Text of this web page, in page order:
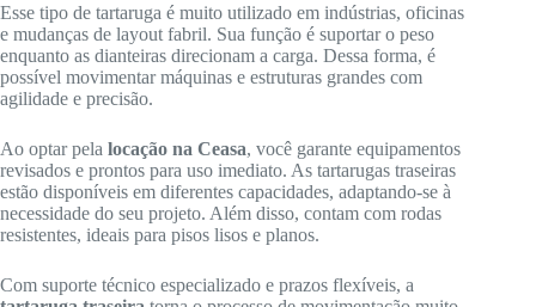
Esse tipo de tartaruga é muito utilizado em indústrias, oficinas
e mudanças de layout fabril. Sua função é suportar o peso
enquanto as dianteiras direcionam a carga. Dessa forma, é
possível movimentar máquinas e estruturas grandes com
agilidade e precisão.
Ao optar pela locação na Ceasa, você garante equipamentos
revisados e prontos para uso imediato. As tartarugas traseiras
estão disponíveis em diferentes capacidades, adaptando-se à
necessidade do seu projeto. Além disso, contam com rodas
resistentes, ideais para pisos lisos e planos.
Com suporte técnico especializado e prazos flexíveis, a